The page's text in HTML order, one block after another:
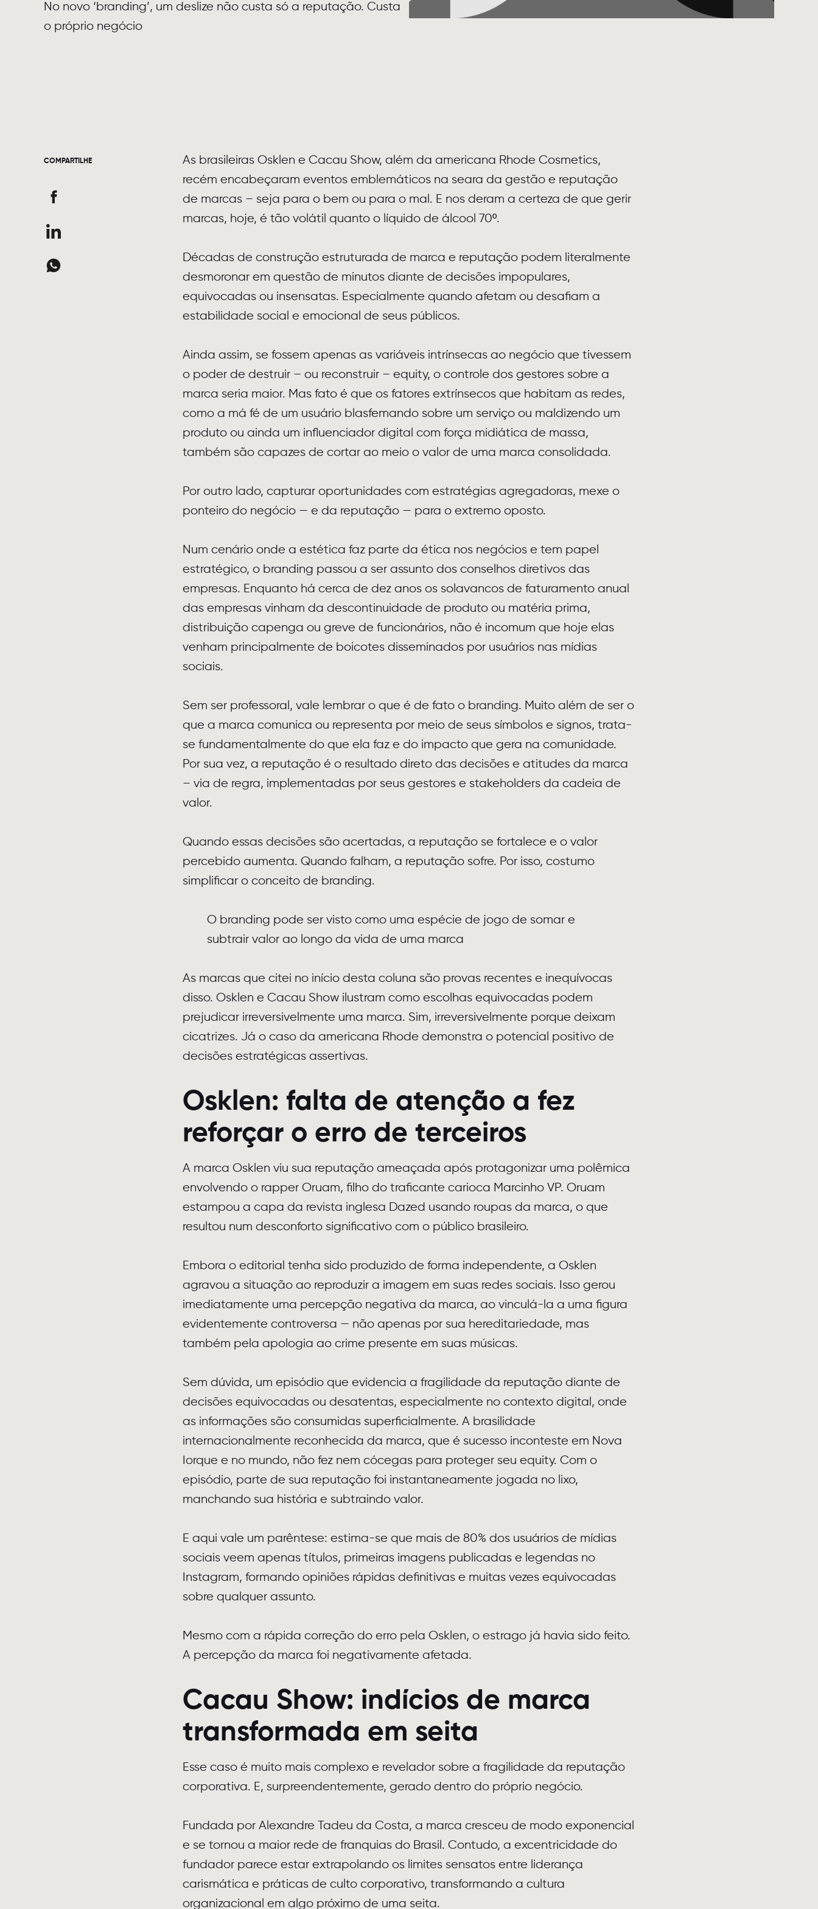
No novo ‘branding’, um deslize não custa só a reputação. Custa
o próprio negócio
COMPARTILHE
As brasileiras Osklen e Cacau Show, além da americana Rhode Cosmetics,
recém encabeçaram eventos emblemáticos na seara da gestão e reputação
de marcas – seja para o bem ou para o mal. E nos deram a certeza de que gerir
marcas, hoje, é tão volátil quanto o líquido de álcool 70º.
Décadas de construção estruturada de marca e reputação podem literalmente
desmoronar em questão de minutos diante de decisões impopulares,
equivocadas ou insensatas. Especialmente quando afetam ou desafiam a
estabilidade social e emocional de seus públicos.
Ainda assim, se fossem apenas as variáveis intrínsecas ao negócio que tivessem
o poder de destruir – ou reconstruir – equity, o controle dos gestores sobre a
marca seria maior. Mas fato é que os fatores extrínsecos que habitam as redes,
como a má fé de um usuário blasfemando sobre um serviço ou maldizendo um
produto ou ainda um influenciador digital com força midiática de massa,
também são capazes de cortar ao meio o valor de uma marca consolidada.
Por outro lado, capturar oportunidades com estratégias agregadoras, mexe o
ponteiro do negócio — e da reputação — para o extremo oposto.
Num cenário onde a estética faz parte da ética nos negócios e tem papel
estratégico, o branding passou a ser assunto dos conselhos diretivos das
empresas. Enquanto há cerca de dez anos os solavancos de faturamento anual
das empresas vinham da descontinuidade de produto ou matéria prima,
distribuição capenga ou greve de funcionários, não é incomum que hoje elas
venham principalmente de boicotes disseminados por usuários nas mídias
sociais.
Sem ser professoral, vale lembrar o que é de fato o branding. Muito além de ser o
que a marca comunica ou representa por meio de seus símbolos e signos, trata-
se fundamentalmente do que ela faz e do impacto que gera na comunidade.
Por sua vez, a reputação é o resultado direto das decisões e atitudes da marca
– via de regra, implementadas por seus gestores e stakeholders da cadeia de
valor.
Quando essas decisões são acertadas, a reputação se fortalece e o valor
percebido aumenta. Quando falham, a reputação sofre. Por isso, costumo
simplificar o conceito de branding.
O branding pode ser visto como uma espécie de jogo de somar e
subtrair valor ao longo da vida de uma marca
As marcas que citei no início desta coluna são provas recentes e inequívocas
disso. Osklen e Cacau Show ilustram como escolhas equivocadas podem
prejudicar irreversivelmente uma marca. Sim, irreversivelmente porque deixam
cicatrizes. Já o caso da americana Rhode demonstra o potencial positivo de
decisões estratégicas assertivas.
Osklen: falta de atenção a fez
reforçar o erro de terceiros
A marca Osklen viu sua reputação ameaçada após protagonizar uma polêmica
envolvendo o rapper Oruam, filho do traficante carioca Marcinho VP. Oruam
estampou a capa da revista inglesa Dazed usando roupas da marca, o que
resultou num desconforto significativo com o público brasileiro.
Embora o editorial tenha sido produzido de forma independente, a Osklen
agravou a situação ao reproduzir a imagem em suas redes sociais. Isso gerou
imediatamente uma percepção negativa da marca, ao vinculá-la a uma figura
evidentemente controversa — não apenas por sua hereditariedade, mas
também pela apologia ao crime presente em suas músicas.
Sem dúvida, um episódio que evidencia a fragilidade da reputação diante de
decisões equivocadas ou desatentas, especialmente no contexto digital, onde
as informações são consumidas superficialmente. A brasilidade
internacionalmente reconhecida da marca, que é sucesso inconteste em Nova
Iorque e no mundo, não fez nem cócegas para proteger seu equity. Com o
episódio, parte de sua reputação foi instantaneamente jogada no lixo,
manchando sua história e subtraindo valor.
E aqui vale um parêntese: estima-se que mais de 80% dos usuários de mídias
sociais veem apenas títulos, primeiras imagens publicadas e legendas no
Instagram, formando opiniões rápidas definitivas e muitas vezes equivocadas
sobre qualquer assunto.
Mesmo com a rápida correção do erro pela Osklen, o estrago já havia sido feito.
A percepção da marca foi negativamente afetada.
Cacau Show: indícios de marca
transformada em seita
Esse caso é muito mais complexo e revelador sobre a fragilidade da reputação
corporativa. E, surpreendentemente, gerado dentro do próprio negócio.
Fundada por Alexandre Tadeu da Costa, a marca cresceu de modo exponencial
e se tornou a maior rede de franquias do Brasil. Contudo, a excentricidade do
fundador parece estar extrapolando os limites sensatos entre liderança
carismática e práticas de culto corporativo, transformando a cultura
organizacional em algo próximo de uma seita.